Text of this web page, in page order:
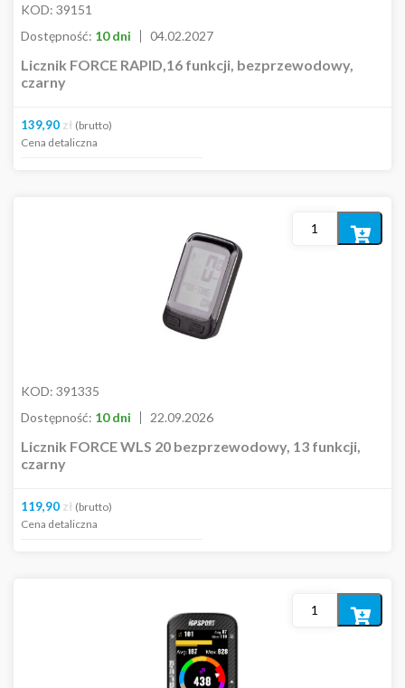
CZĘŚCI
ODZIEŻ
Kosmetyki
Pozostałe
Dostępność
Cena
99,00zł 779,00zł
KOD: 39151
Dostępność: 10 dni 04.02.2027
Licznik FORCE RAPID,16 funkcji, bezprzewodowy,
czarny
139,90 zł (brutto)
Cena detaliczna
KOD: 391335
Dostępność: 10 dni 22.09.2026
Licznik FORCE WLS 20 bezprzewodowy, 13 funkcji,
czarny
119,90 zł (brutto)
Cena detaliczna
Dodaj
Dodaj